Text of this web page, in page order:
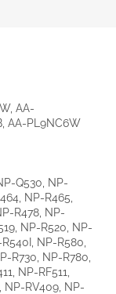
AA-
AA-PL9NC6W
Q530, NP-
NP-R465,
R478, NP-
NP-R520, NP-
NP-R580,
R730, NP-R780,
NP-RF511,
NP-RV409, NP-